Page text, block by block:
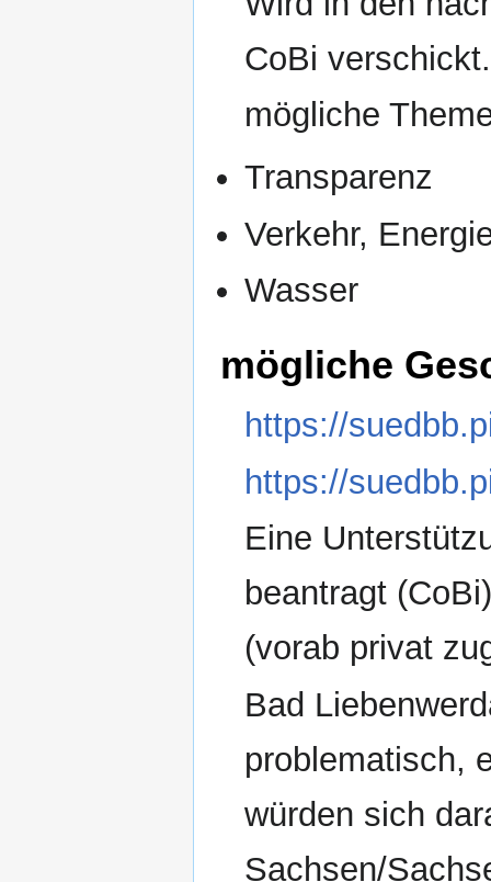
CoBi verschickt.
mögliche
Transparenz
Verkehr,
Wasser
mögliche
https://
https://
Eine
beantragt
(vorab privat
Bad
problematisch,
würden sich
Sachsen/